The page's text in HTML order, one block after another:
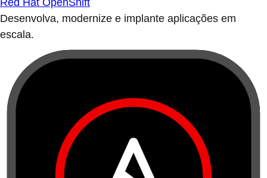
Red Hat OpenShift
Desenvolva, modernize e implante aplicações em
escala.